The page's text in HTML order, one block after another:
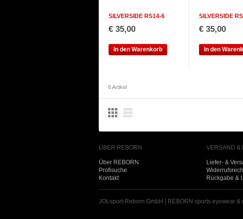
SILVERSIDE RS14-6
€ 35,00
In den Warenkorb
SILVERSIDE
€ 35,00
In den
6 Artikel
ÜBER REBORN VERSAND &
Über REBORN
Profisuche
Kontakt
Liefer- &
Rückgabe &
JOLsport-Reborn GmbH | REBORN sports eyewear &